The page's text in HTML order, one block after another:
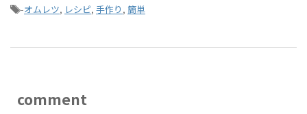
-オムレツ, レシピ, 手作り , 簡単
comment